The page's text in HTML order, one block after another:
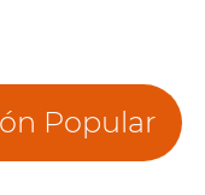
Popular